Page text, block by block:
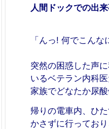
人間ドックでの出
「んっ! 何でこんな
突然の困惑した声
いるベテラン内科
家族でどなたか尿
帰りの電車内、ひ
かさずに行ってお